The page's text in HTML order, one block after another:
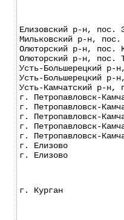
Елизовский р-н,
Мильковский р-н,
Олюторский р-н,
Олюторский р-н,
Усть-Большерецкий
Усть-Большерецкий
Усть-Камчатский р-
г. Петропавловск-
г.
г.
г.
г.
г. Елизово
г. Елизово
г. Курган